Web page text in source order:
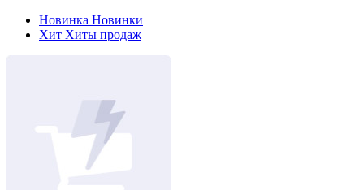
Новинка Новинки
Хит Хиты продаж